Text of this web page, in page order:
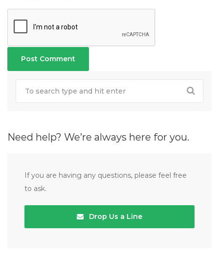
Need help? We’re always here for you.
If you are having any questions, please feel free
to ask.
Drop Us a Line